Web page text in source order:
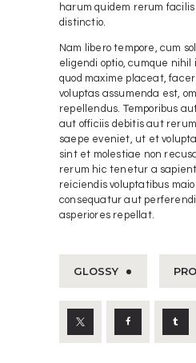
harum quidem rerum
distinctio.
Nam libero tempore, cum
eligendi optio, cumque nihil
quod maxime placeat,
voluptas assumenda est,
repellendus. Temporibus
aut officiis debitis aut
saepe eveniet, ut et
sint et molestiae non
rerum hic tenetur a
reiciendis voluptatibus
consequatur aut
asperiores repellat.
GLOSSY